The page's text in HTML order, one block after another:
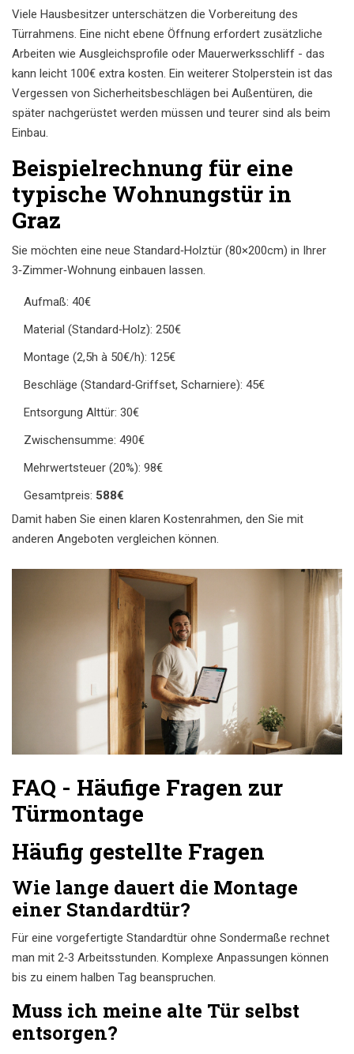
Viele Hausbesitzer unterschätzen die Vorbereitung des
Türrahmens. Eine nicht ebene Öffnung erfordert zusätzliche
Arbeiten wie Ausgleichsprofile oder Mauerwerksschliff - das
kann leicht 100€ extra kosten. Ein weiterer Stolperstein ist das
Vergessen von Sicherheitsbeschlägen bei Außentüren, die
später nachgerüstet werden müssen und teurer sind als beim
Einbau.
Beispielrechnung für eine
typische Wohnungstür in
Graz
Sie möchten eine neue Standard‑Holztür (80×200cm) in Ihrer
3‑Zimmer‑Wohnung einbauen lassen.
Aufmaß: 40€
Material (Standard‑Holz): 250€
Montage (2,5h à 50€/h): 125€
Beschläge (Standard‑Griffset, Scharniere): 45€
Entsorgung Alttür: 30€
Zwischensumme: 490€
Mehrwertsteuer (20%): 98€
Gesamtpreis: 588€
Damit haben Sie einen klaren Kostenrahmen, den Sie mit
anderen Angeboten vergleichen können.
FAQ - Häufige Fragen zur
Türmontage
Häufig gestellte Fragen
Wie lange dauert die Montage
einer Standardtür?
Für eine vorgefertigte Standardtür ohne Sondermaße rechnet
man mit 2‑3 Arbeitsstunden. Komplexe Anpassungen können
bis zu einem halben Tag beanspruchen.
Muss ich meine alte Tür selbst
entsorgen?